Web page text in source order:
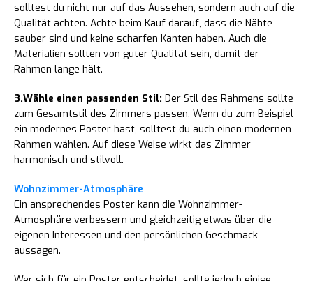
solltest du nicht nur auf das Aussehen, sondern auch auf die
Qualität achten. Achte beim Kauf darauf, dass die Nähte
sauber sind und keine scharfen Kanten haben. Auch die
Materialien sollten von guter Qualität sein, damit der
Rahmen lange hält.
3.Wähle einen passenden Stil: Der Stil des Rahmens sollte
zum Gesamtstil des Zimmers passen. Wenn du zum Beispiel
ein modernes Poster hast, solltest du auch einen modernen
Rahmen wählen. Auf diese Weise wirkt das Zimmer
harmonisch und stilvoll.
Wohnzimmer-Atmosphäre
Ein ansprechendes Poster kann die Wohnzimmer-
Atmosphäre verbessern und gleichzeitig etwas über die
eigenen Interessen und den persönlichen Geschmack
aussagen.